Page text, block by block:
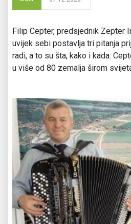
Filip Cepter, predsjednik Zepter
uvijek sebi postavlja tri pitanja
radi, a to su šta, kako i kada.
u više od 80 zemalja širom